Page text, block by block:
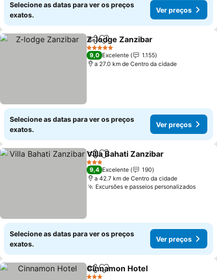
Selecione as datas para ver os preços
exatos.
Ver preços
PartilharAdicionar aos favoritos
Z-lodge Zanzibar
5 Estrelas
9,0 Excelente
1.155
a 27.0 km de Centro da cidade
Selecione as datas para ver os preços
exatos.
Ver preços
PartilharAdicionar aos favoritos
Villa Bahati Zanzibar
3 Estrelas
9,4 Excelente
190
a 42.7 km de Centro da cidade
Excursões e passeios personalizadosVer
Selecione as datas para ver os preços
exatos.
Ver preços
PartilharAdicionar aos favoritos
Cinnamon Hotel